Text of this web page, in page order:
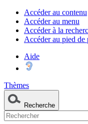
Accéder au contenu
Accéder au menu
Accéder à la
Accéder au pied de
Aide
Thèmes
Recherche